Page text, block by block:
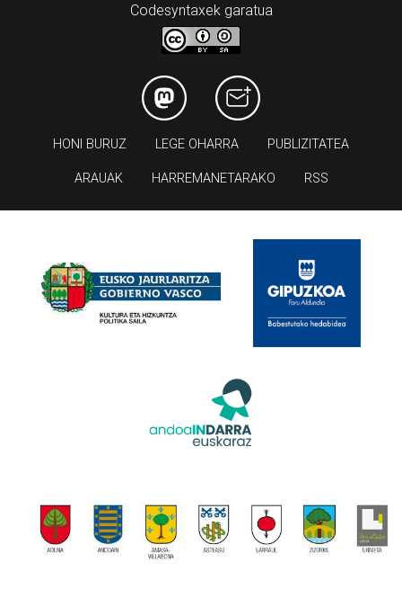
Codesyntaxek garatua
HONI BURUZ LEGE OHARRA PUBLIZITATEA
ARAUAK HARREMANETARAKO RSS